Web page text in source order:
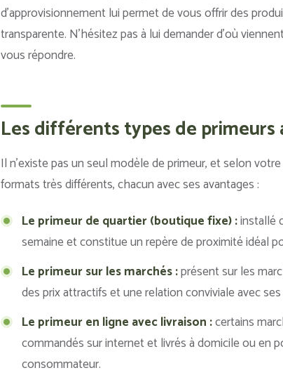
d’approvisionnement lui permet de vous offrir des
transparente. N’hésitez pas à lui demander d’où
vous répondre.
Les différents types de primeurs
Il n’existe pas un seul modèle de primeur, et selon
formats très différents, chacun avec ses avantages :
Le primeur de quartier (boutique fixe) :installé
semaine et constitue un repère de proximité idéal
Le primeur sur les marchés :présent sur les
des prix attractifs et une relation conviviale avec
Le primeur en ligne avec livraison :certains
commandés sur internet et livrés à domicile ou en
consommateur.